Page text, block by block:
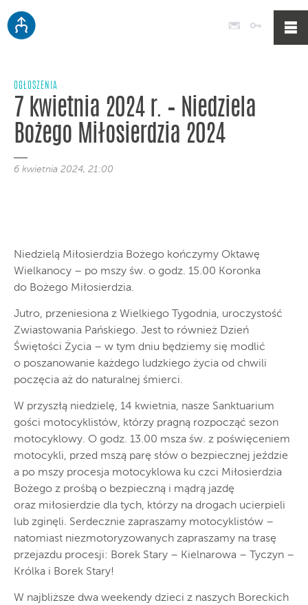
Poczta
OGŁOSZENIA
7 kwietnia 2024 r. – Niedziela
Bożego Miłosierdzia 2024
6 kwietnia 2024, 21:00
Niedzielą Miłosierdzia Bożego kończymy Oktawę
Wielkanocy – po mszy św. o godz. 15.00 Koronka
do Bożego Miłosierdzia.
Jutro, przeniesiona z Wielkiego Tygodnia, uroczystość
Zwiastowania Pańskiego. Jest to również Dzień
Świętości Życia – w tym dniu będziemy się modlić
o poszanowanie każdego ludzkiego życia od chwili
poczęcia aż do naturalnej śmierci.
W przyszłą niedzielę, 14 kwietnia, nasze Sanktuarium
gości motocyklistów, którzy pragną rozpocząć sezon
motocyklowy. O godz. 13.00 msza św. z poświęceniem
motocykli, przed mszą parę słów o bezpiecznej jeździe
a po mszy procesja motocyklowa ku czci Miłosierdzia
Bożego z prośbą o bezpieczną i mądrą jazdę
oraz miłosierdzie dla tych, którzy na drogach ucierpieli
lub zginęli. Serdecznie zapraszamy motocyklistów –
natomiast niezmotoryzowanych zapraszamy na trasę
przejazdu procesji: Borek Stary – Kielnarowa – Tyczyn –
Królka i Borek Stary!
W najbliższe dwa weekendy dzieci z naszych Boreckich